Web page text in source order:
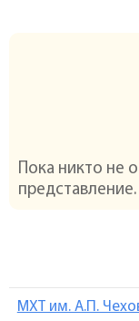
Пока никто не
МХТ им. А.П.